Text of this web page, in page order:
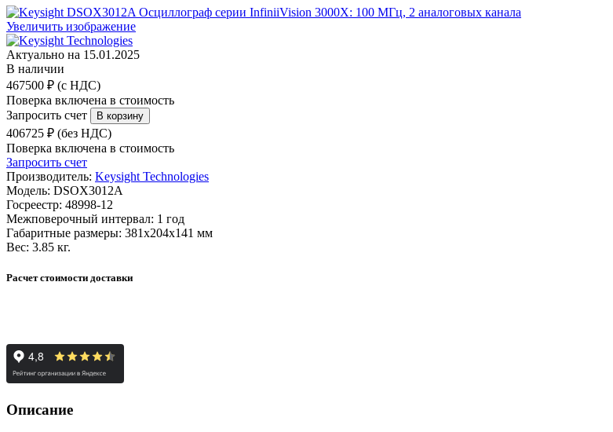
Увеличить изображение
Актуально на 15.01.2025
В наличии
467500 ₽ (с НДС)
Поверка включена в стоимость
Запросить счет
406725 ₽ (без НДС)
Поверка включена в стоимость
Запросить счет
Производитель: Keysight Technologies
Модель: DSOX3012A
Госреестр: 48998-12
Межповерочный интервал: 1 год
Габаритные размеры: 381х204х141 мм
Вес: 3.85 кг.
Расчет стоимости доставки
Описание